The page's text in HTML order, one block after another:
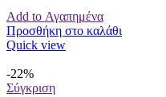
Add to Αγαπημένα
Προσθήκη στο καλάθι
Quick view
-22%
Σύγκριση